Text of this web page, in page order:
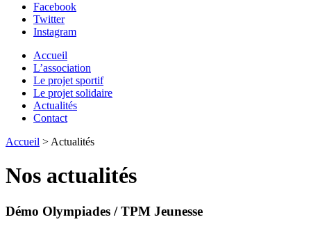
Facebook
Twitter
Instagram
Accueil
L’association
Le projet sportif
Le projet solidaire
Actualités
Contact
Accueil > Actualités
Nos actualités
Démo Olympiades / TPM Jeunesse